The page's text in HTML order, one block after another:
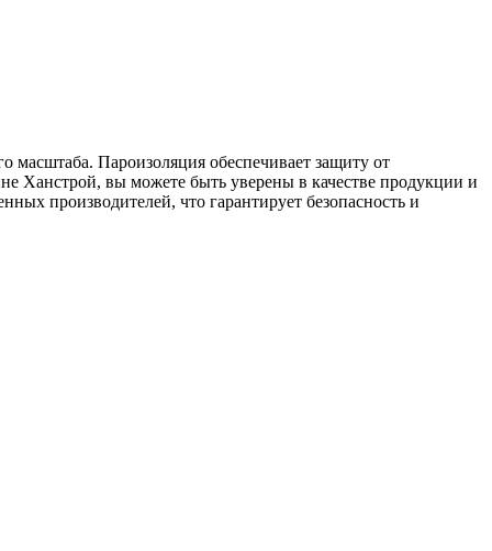
масштаба. Пароизоляция обеспечивает защиту от
Ханстрой, вы можете быть уверены в качестве продукции и
производителей, что гарантирует безопасность и